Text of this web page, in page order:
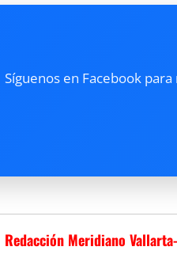
Síguenos en Facebook
Redacción Meridiano